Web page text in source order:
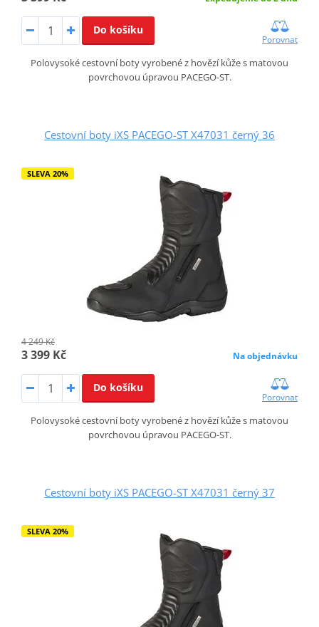
Do košíku
Porovnat
Polovysoké cestovní boty vyrobené z hovězí kůže s matovou
povrchovou úpravou PACEGO-ST.
Cestovní boty iXS PACEGO-ST X47031 černý 36
SLEVA 20%
4 249 Kč
3 399 Kč Na objednávku
Do košíku
Porovnat
Polovysoké cestovní boty vyrobené z hovězí kůže s matovou
povrchovou úpravou PACEGO-ST.
Cestovní boty iXS PACEGO-ST X47031 černý 37
SLEVA 20%